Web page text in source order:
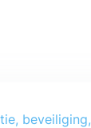
beveiliging,